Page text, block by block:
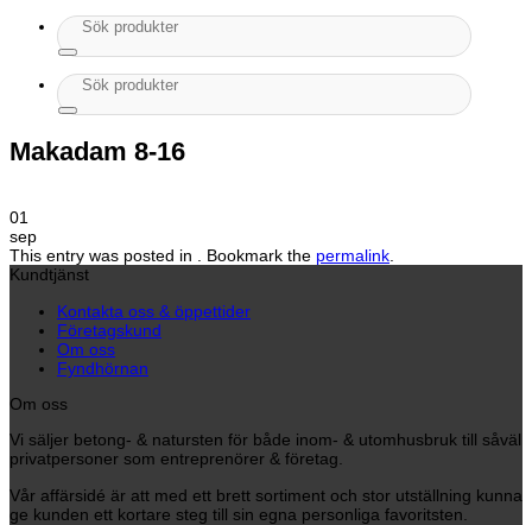
Sök
efter:
Sök
efter:
Makadam 8-16
01
sep
This entry was posted in . Bookmark the permalink
Kundtjänst
Kontakta oss & öppettider
Företagskund
Om oss
Fyndhörnan
Om oss
Vi säljer betong- & natursten för både inom- & utomhusbruk till såväl
privatpersoner som entreprenörer & företag.
Vår affärsidé är att med ett brett sortiment och stor utställning kunna
ge kunden ett kortare steg till sin egna personliga favoritsten.